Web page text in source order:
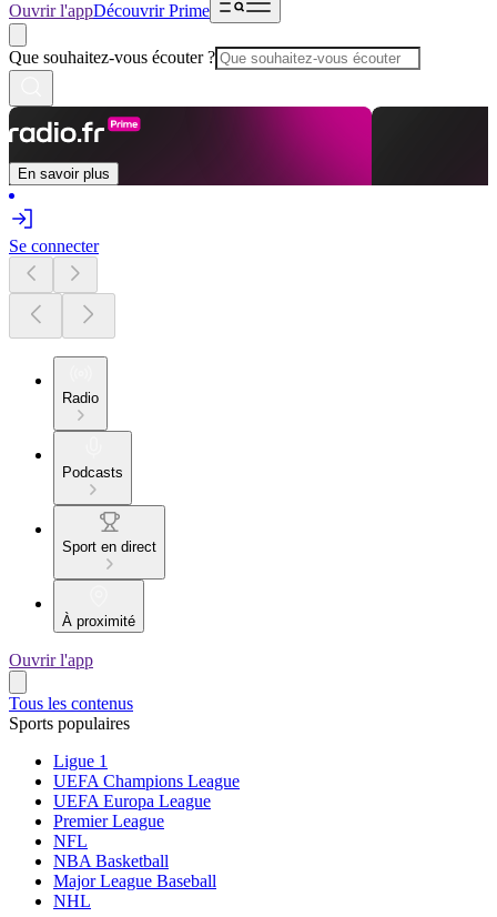
Ouvrir l'appDécouvrir Prime
Que souhaitez-vous écouter ?
En savoir plus
Se connecter
Radio
Podcasts
Sport en direct
À proximité
Ouvrir l'app
Tous les contenus
Sports populaires
Ligue 1
UEFA Champions League
UEFA Europa League
Premier League
NFL
NBA Basketball
Major League Baseball
NHL